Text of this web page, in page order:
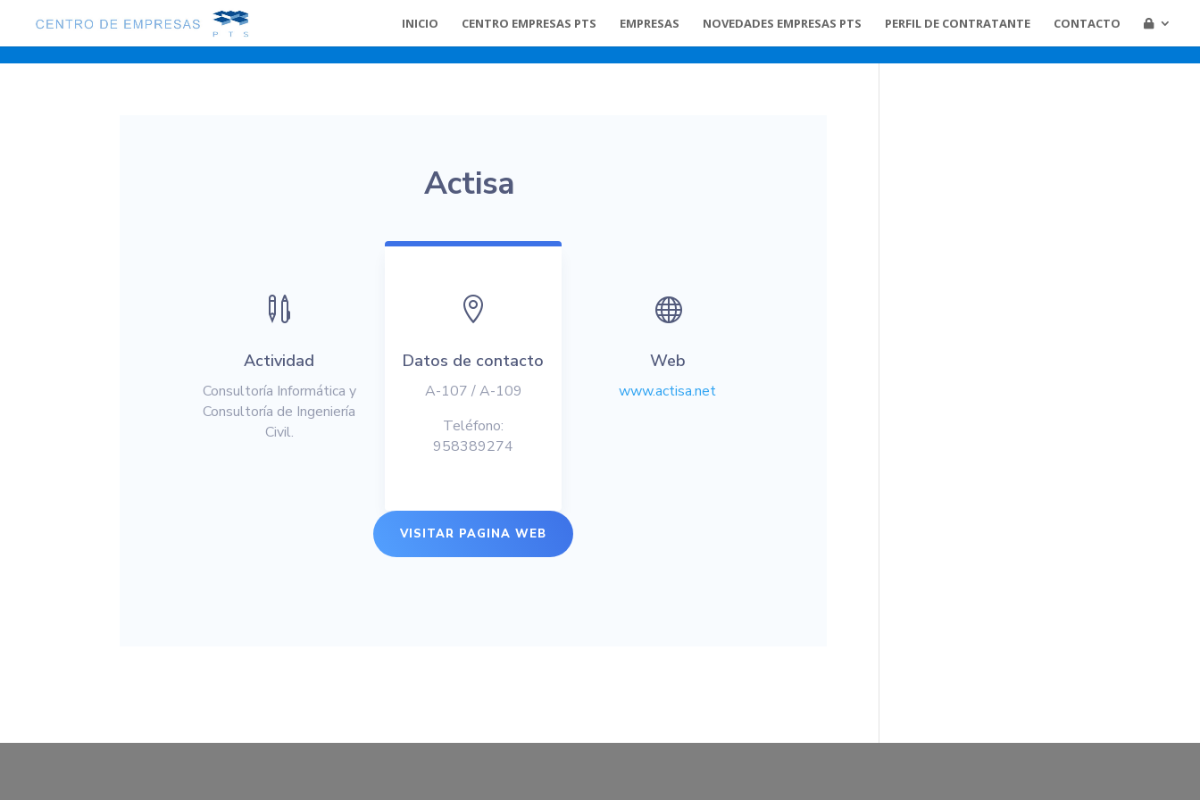
INICIO CENTRO EMPRESAS PTS EMPRESAS NOVEDADES EMPRESAS PTS PERFIL DE CONTRATANTE CONTACTO
Actisa

Actividad
Consultoría Informática y
Consultoría de Ingeniería
Civil.

Datos de contacto
A-107 / A-109
Teléfono:
958389274

Web
www.actisa.net
VISITAR PAGINA WEB